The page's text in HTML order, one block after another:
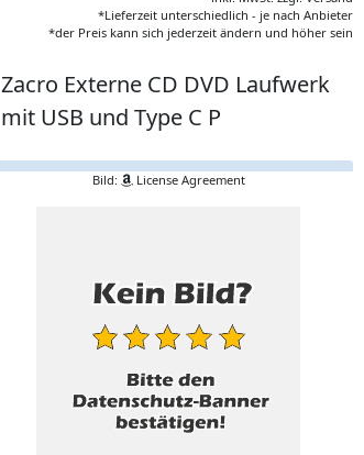
*Lieferzeit unterschiedlich - je nach Anbieter
*der Preis kann sich jederzeit ändern und höher sein
Zacro Externe CD DVD Laufwerk
mit USB und Type C P
Bild: License Agreement